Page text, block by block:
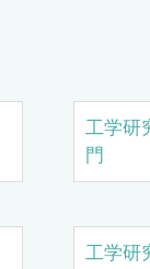
工学研
門
工学研